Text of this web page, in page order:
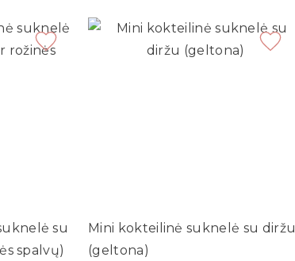
su
spalvų)
Mini kokteilinė suknelė su diržu
(geltona)